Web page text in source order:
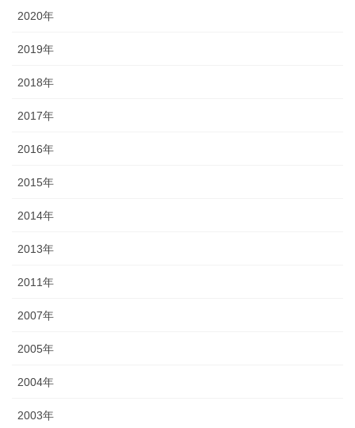
2020年
2019年
2018年
2017年
2016年
2015年
2014年
2013年
2011年
2007年
2005年
2004年
2003年